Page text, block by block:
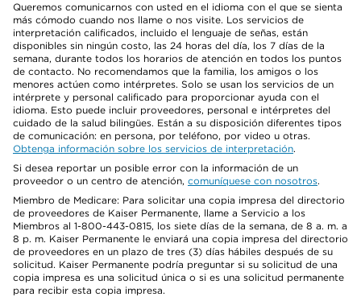
Queremos comunicarnos con usted en el idioma con el que se sienta
más cómodo cuando nos llame o nos visite. Los servicios de
interpretación calificados, incluido el lenguaje de señas, están
disponibles sin ningún costo, las 24 horas del día, los 7 días de la
semana, durante todos los horarios de atención en todos los puntos
de contacto. No recomendamos que la familia, los amigos o los
menores actúen como intérpretes. Solo se usan los servicios de un
intérprete y personal calificado para proporcionar ayuda con el
idioma. Esto puede incluir proveedores, personal e intérpretes del
cuidado de la salud bilingües. Están a su disposición diferentes tipos
de comunicación: en persona, por teléfono, por video u otras.
Obtenga información sobre los servicios de interpretación.
Si desea reportar un posible error con la información de un
proveedor o un centro de atención, comuníquese con nosotros.
Miembro de Medicare: Para solicitar una copia impresa del directorio
de proveedores de Kaiser Permanente, llame a Servicio a los
Miembros al 1-800-443-0815, los siete días de la semana, de 8 a. m. a
8 p. m. Kaiser Permanente le enviará una copia impresa del directorio
de proveedores en un plazo de tres (3) días hábiles después de su
solicitud. Kaiser Permanente podría preguntar si su solicitud de una
copia impresa es una solicitud única o si es una solicitud permanente
para recibir esta copia impresa.